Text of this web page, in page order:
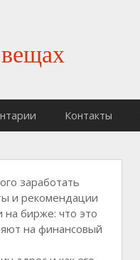
Контакты
заработать
и рекомендации
бирже: что это
на финансовый